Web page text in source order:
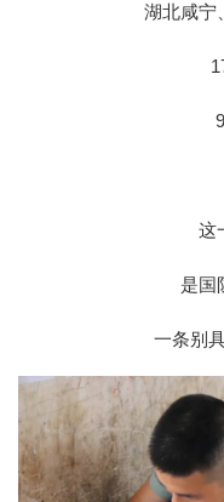
湖北咸宁
这
是国
一条别